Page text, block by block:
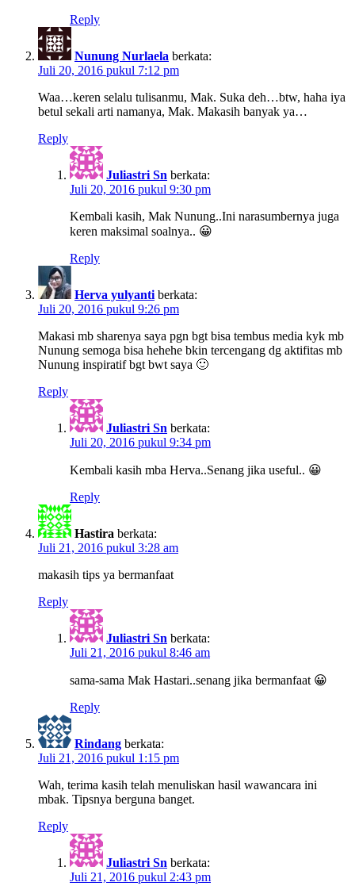
Reply
Nunung Nurlaela berkata:
Juli 20, 2016 pukul 7:12 pm
Waa…keren selalu tulisanmu, Mak. Suka deh…btw, haha iya
betul sekali arti namanya, Mak. Makasih banyak ya…
Reply
Juliastri Sn berkata:
Juli 20, 2016 pukul 9:30 pm
Kembali kasih, Mak Nunung..Ini narasumbernya juga
keren maksimal soalnya.. 😀
Reply
Herva yulyanti berkata:
Juli 20, 2016 pukul 9:26 pm
Makasi mb sharenya saya pgn bgt bisa tembus media kyk mb
Nunung semoga bisa hehehe bkin tercengang dg aktifitas mb
Nunung inspiratif bgt bwt saya 🙂
Reply
Juliastri Sn berkata:
Juli 20, 2016 pukul 9:34 pm
Kembali kasih mba Herva..Senang jika useful.. 😀
Reply
Hastira berkata:
Juli 21, 2016 pukul 3:28 am
makasih tips ya bermanfaat
Reply
Juliastri Sn berkata:
Juli 21, 2016 pukul 8:46 am
sama-sama Mak Hastari..senang jika bermanfaat 😀
Reply
Rindang berkata:
Juli 21, 2016 pukul 1:15 pm
Wah, terima kasih telah menuliskan hasil wawancara ini
mbak. Tipsnya berguna banget.
Reply
Juliastri Sn berkata:
Juli 21, 2016 pukul 2:43 pm